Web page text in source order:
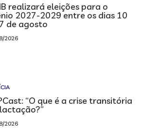
realizará eleições para o
2027-2029 entre os dias 10
de agosto
2026
“O que é a crise transitória
2026